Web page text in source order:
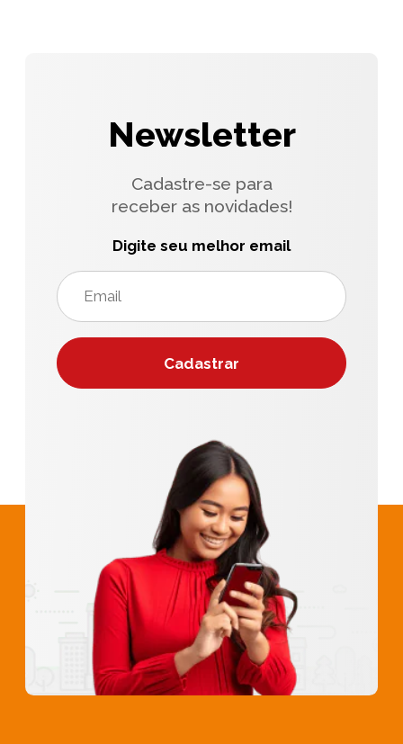
Newsletter
Cadastre-se para
receber as novidades!
Digite seu melhor email